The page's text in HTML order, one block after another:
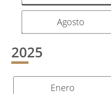
Agosto
2025
Enero